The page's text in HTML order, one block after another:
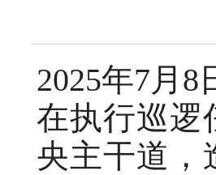
2025年7月
在执行巡逻
央主干道，